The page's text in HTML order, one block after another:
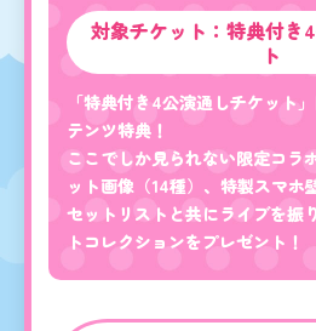
対象チケット：特典付き
ト
「特典付き4公演通しチケット
テンツ特典！
ここでしか見られない限定コラ
ット画像（14種）、特製スマホ
セットリストと共にライブを振
トコレクションをプレゼント！